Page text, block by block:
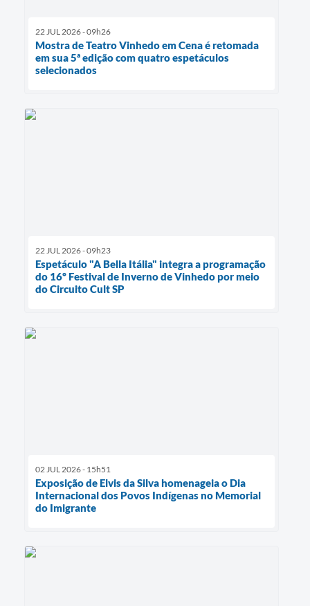
22 JUL 2026 - 09h26
Mostra de Teatro Vinhedo em Cena é retomada
em sua 5ª edição com quatro espetáculos
selecionados
22 JUL 2026 - 09h23
Espetáculo "A Bella Itália" integra a programação
do 16º Festival de Inverno de Vinhedo por meio
do Circuito Cult SP
02 JUL 2026 - 15h51
Exposição de Elvis da Silva homenageia o Dia
Internacional dos Povos Indígenas no Memorial
do Imigrante